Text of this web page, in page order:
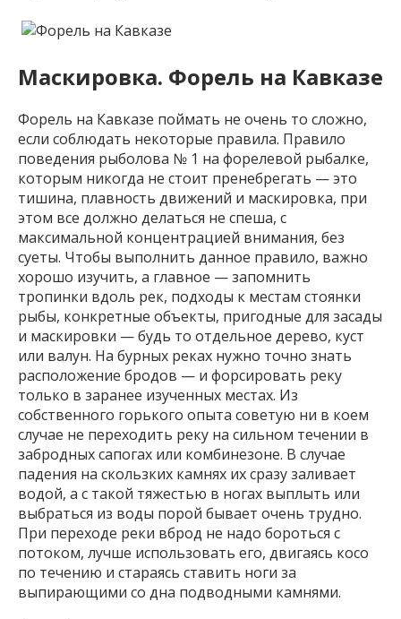
Маскировка. Форель на Кавказе
Форель на Кавказе поймать не очень то сложно,
если соблюдать некоторые правила. Правило
поведения рыболова № 1 на форелевой рыбалке,
которым никогда не стоит пренебрегать — это
тишина, плавность движений и маскировка, при
этом все должно делаться не спеша, с
максимальной концентрацией внимания, без
суеты. Чтобы выполнить данное правило, важно
хорошо изучить, а главное — запомнить
тропинки вдоль рек, подходы к местам стоянки
рыбы, конкретные объекты, пригодные для засады
и маскировки — будь то отдельное дерево, куст
или валун. На бурных реках нужно точно знать
расположение бродов — и форсировать реку
только в заранее изученных местах. Из
собственного горького опыта советую ни в коем
случае не переходить реку на сильном течении в
забродных сапогах или комбинезоне. В случае
падения на скользких камнях их сразу заливает
водой, а с такой тяжестью в ногах выплыть или
выбраться из воды порой бывает очень трудно.
При переходе реки вброд не надо бороться с
потоком, лучше использовать его, двигаясь косо
по течению и стараясь ставить ноги за
выпирающими со дна подводными камнями.